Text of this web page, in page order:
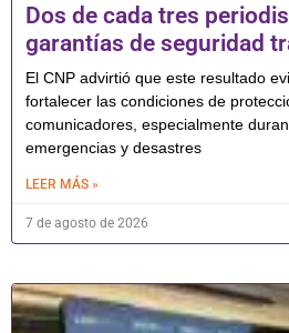
Dos de cada tres
garantías de seguridad
El CNP advirtió que este resultado
fortalecer las condiciones de
comunicadores, especialmente
emergencias y desastres
LEER MÁS »
7 de agosto de 2026